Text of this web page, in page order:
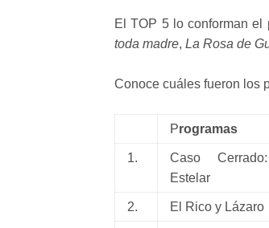
El TOP 5 lo conforman el
toda madre, La Rosa de
Conoce cuáles fueron los
Programas
1.
Caso
Estelar
2. El Rico y Lázaro